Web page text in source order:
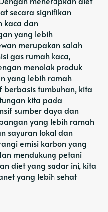
secara signifikan
kaca dan
yang lebih
merupakan salah
gas rumah kaca,
menolak produk
yang lebih ramah
tumbuhan, kita
kita pada
sumber daya dan
yang lebih ramah
sayuran lokal dan
emisi karbon yang
mendukung petani
diet yang sadar ini, kita
yang lebih sehat